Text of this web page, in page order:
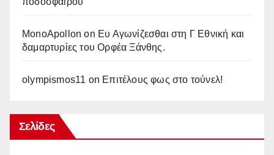
MonoApollon on Ευ Αγωνίζεσθαι στη Γ Εθνική και
δαμαρτυρίες του Ορφέα Ξάνθης.
olympismos11 on Επιτέλους φως στο τούνελ!
Σελίδες